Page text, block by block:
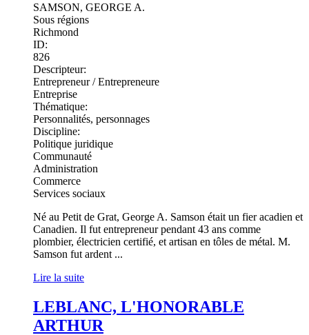
SAMSON, GEORGE A.
Sous régions
Richmond
ID:
826
Descripteur:
Entrepreneur / Entrepreneure
Entreprise
Thématique:
Personnalités, personnages
Discipline:
Politique juridique
Communauté
Administration
Commerce
Services sociaux
Né au Petit de Grat, George A. Samson était un fier acadien et
Canadien. Il fut entrepreneur pendant 43 ans comme
plombier, électricien certifié, et artisan en tôles de métal. M.
Samson fut ardent ...
Lire la suite
LEBLANC, L'HONORABLE
ARTHUR